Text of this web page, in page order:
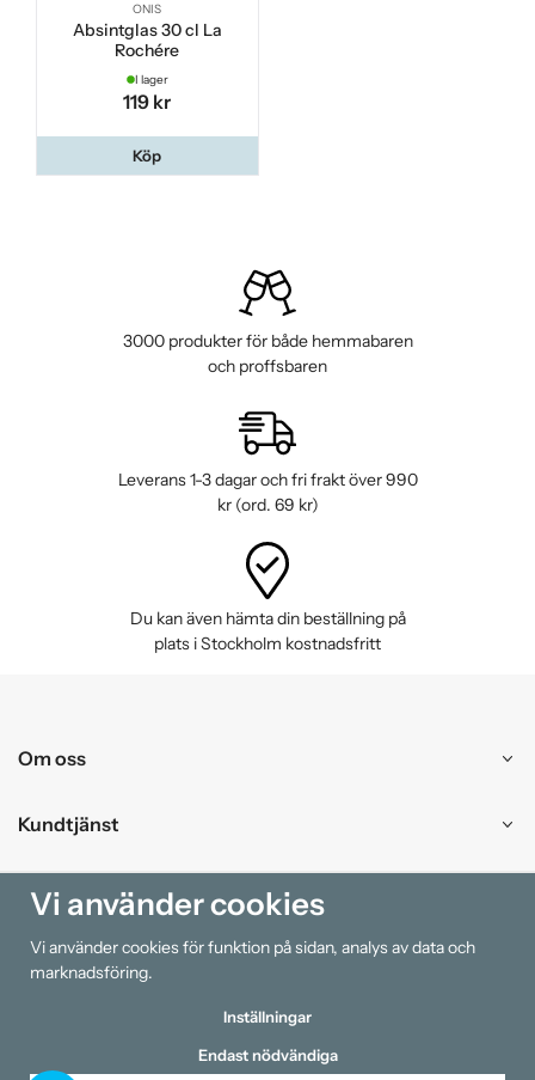
ONIS
Absintglas 30 cl La
Rochére
I lager
119 kr
Köp
3000 produkter för både hemmabaren
och proffsbaren
Leverans 1-3 dagar och fri frakt över 990
kr (ord. 69 kr)
Du kan även hämta din beställning på
plats i Stockholm kostnadsfritt
Om oss
Kundtjänst
Handla
Information
Vi använder cookies
Vi använder cookies för funktion på sidan, analys av data och
marknadsföring.
Inställningar
Endast nödvändiga